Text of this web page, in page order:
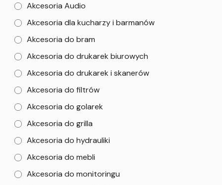
Akcesoria Audio
Akcesoria dla kucharzy i barmanów
Akcesoria do bram
Akcesoria do drukarek biurowych
Akcesoria do drukarek i skanerów
Akcesoria do filtrów
Akcesoria do golarek
Akcesoria do grilla
Akcesoria do hydrauliki
Akcesoria do mebli
Akcesoria do monitoringu